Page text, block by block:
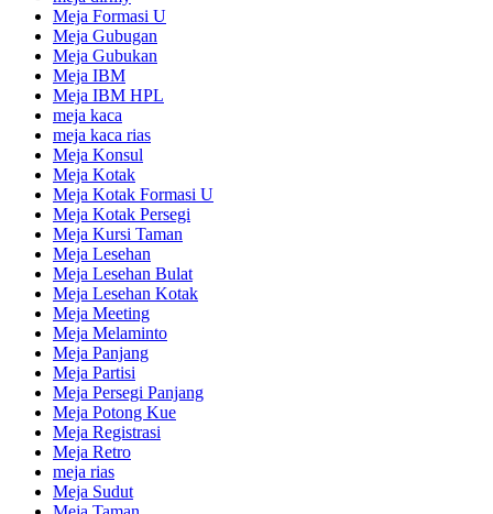
Meja Formasi U
Meja Gubugan
Meja Gubukan
Meja IBM
Meja IBM HPL
meja kaca
meja kaca rias
Meja Konsul
Meja Kotak
Meja Kotak Formasi U
Meja Kotak Persegi
Meja Kursi Taman
Meja Lesehan
Meja Lesehan Bulat
Meja Lesehan Kotak
Meja Meeting
Meja Melaminto
Meja Panjang
Meja Partisi
Meja Persegi Panjang
Meja Potong Kue
Meja Registrasi
Meja Retro
meja rias
Meja Sudut